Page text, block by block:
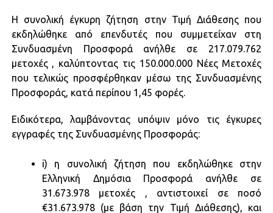
Η συνολική έγκυρη ζήτηση στην Τιμή Διάθεσης που
εκδηλώθηκε από επενδυτές που συμμετείχαν στη
Συνδυασμένη Προσφορά ανήλθε σε 217.079.762
μετοχές , καλύπτοντας τις 150.000.000 Νέες Μετοχές
που τελικώς προσφέρθηκαν μέσω της Συνδυασμένης
Προσφοράς, κατά περίπου 1,45 φορές.
Ειδικότερα, λαμβάνοντας υπόψιν μόνο τις έγκυρες
εγγραφές της Συνδυασμένης Προσφοράς:
i) η συνολική ζήτηση που εκδηλώθηκε στην
Ελληνική Δημόσια Προσφορά ανήλθε σε
31.673.978 μετοχές , αντιστοιχεί σε ποσό
€31.673.978 (με βάση την Τιμή Διάθεσης), και